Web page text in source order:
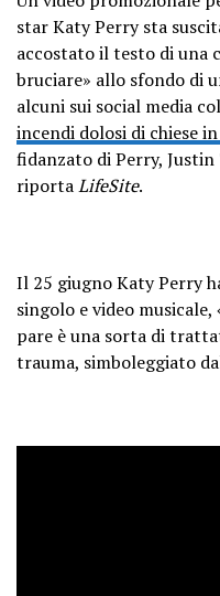
star Katy Perry sta
accostato il testo di una
bruciare» allo sfondo di
alcuni sui social media
incendi dolosi di chiese
fidanzato di Perry,
riportaLifeSite.
Il 25 giugno Katy Perry
singolo e video musicale,
pare è una sorta di
trauma, simboleggiato